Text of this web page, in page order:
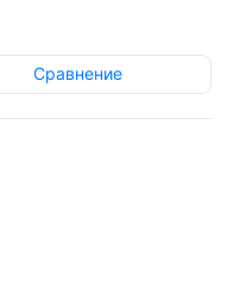
Сравнение